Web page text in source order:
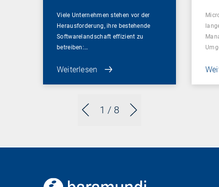
1 / 8
Viele Unternehmen stehen vor der
Herausforderung, ihre bestehende
Softwarelandschaft effizient zu
betreiben:…
Weiterlesen